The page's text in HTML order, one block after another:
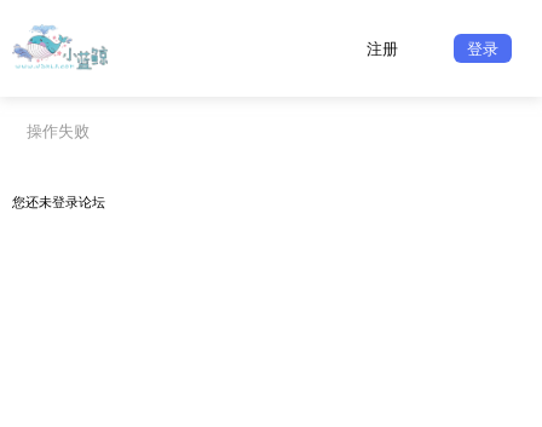
注册 登录
操作失败
您还未登录论坛